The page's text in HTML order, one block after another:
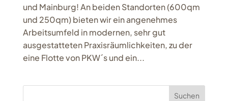
und Mainburg! An beiden Standorten (600qm
und 250qm) bieten wir ein angenehmes
Arbeitsumfeld in modernen, sehr gut
ausgestatteten Praxisräumlichkeiten, zu der
eine Flotte von PKW´s und ein...
Suchen